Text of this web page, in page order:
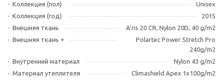
Коллекция (пол)
Unisex
Коллекция (год)
2015
Внешняя ткань
A'ris 20 CR, Nylon 20D, 40 g/m2
Внешняя ткань +
Polartec Power Stretch Pro
240g/m2
Внутренний материал
Nylon 43 g/m2
Материал утеплителя
Climashield Apex 1x100g/m2